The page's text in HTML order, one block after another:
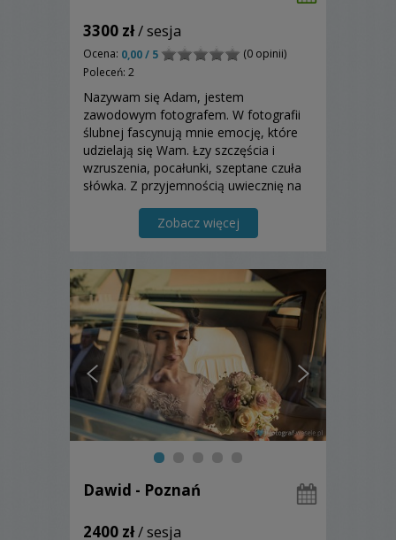
3300 zł/ sesja
Ocena: 0,00 / 5
(0 opinii)
Poleceń: 2
Nazywam się Adam, jestem
zawodowym fotografem. W fotografii
ślubnej fascynują mnie emocję, które
udzielają się Wam. Łzy szczęścia i
wzruszenia, pocałunki, szeptane czuła
słówka. Z przyjemnością uwiecznię na
Waszym życiu.Zobacz więcej
Dawid - Poznań
2400 zł/ sesja